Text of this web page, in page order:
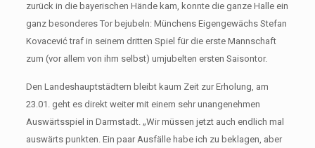
zurück in die bayerischen Hände kam, konnte die ganze Halle ein
ganz besonderes Tor bejubeln: Münchens Eigengewächs Stefan
Kovacević traf in seinem dritten Spiel für die erste Mannschaft
zum (vor allem von ihm selbst) umjubelten ersten Saisontor.
Den Landeshauptstädtern bleibt kaum Zeit zur Erholung, am
23.01. geht es direkt weiter mit einem sehr unangenehmen
Auswärtsspiel in Darmstadt. „Wir müssen jetzt auch endlich mal
auswärts punkten. Ein paar Ausfälle habe ich zu beklagen, aber